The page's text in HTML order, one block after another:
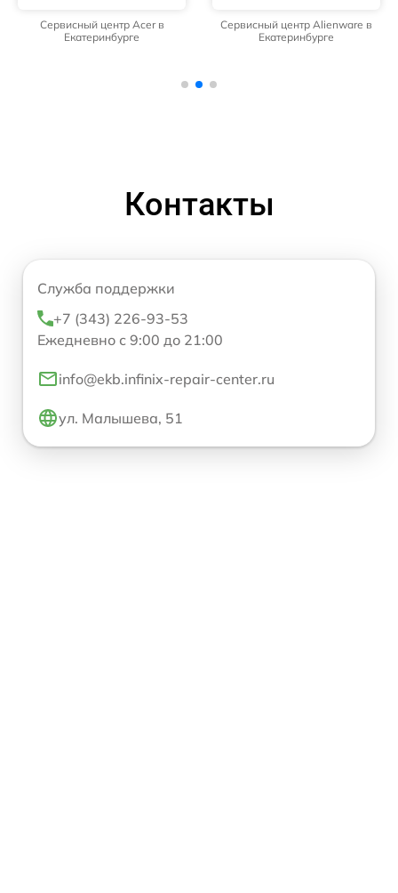
Сервисный центр Acer в
Екатеринбурге
Сервисный центр Alienware в
Екатеринбурге
Контакты
Служба поддержки
+7 (343) 226-93-53
Ежедневно с 9:00 до 21:00
info@ekb.infinix-repair-center.ru
ул. Малышева, 51